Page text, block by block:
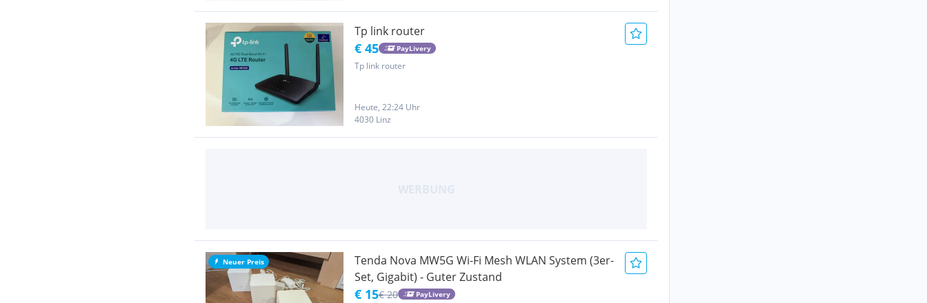
Tp link router
€ 45 PayLivery
Tp link router
Heute, 22:24 Uhr
4030 Linz
Neuer Preis
Tenda Nova MW5G Wi-Fi Mesh WLAN System (3er-
Set, Gigabit) - Guter Zustand
€ 15€ 20 PayLivery